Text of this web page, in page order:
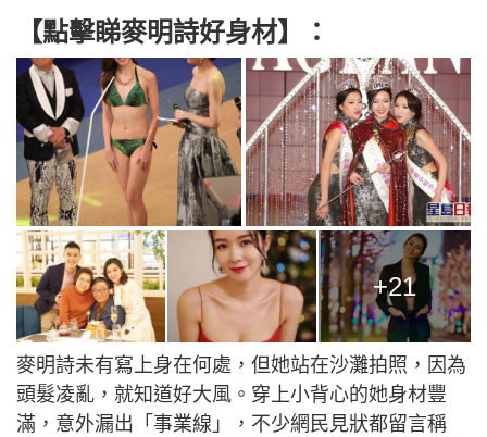
【點擊睇麥明詩好身材】：
+21
麥明詩未有寫上身在何處，但她站在沙灘拍照，因為
頭髮凌亂，就知道好大風。穿上小背心的她身材豐
滿，意外漏出「事業線」，不少網民見狀都留言稱